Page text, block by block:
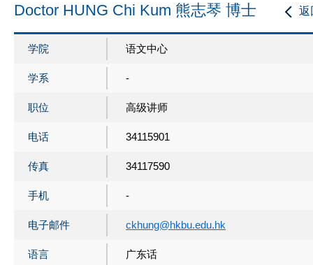
返
Doctor HUNG Chi Kum 熊志琴 博士
学院 语文中心
学系 -
职位 高级讲师
电话 34115901
传真 34117590
手机 -
电子邮件 ckhung@hkbu.edu.hk
语言 广东话